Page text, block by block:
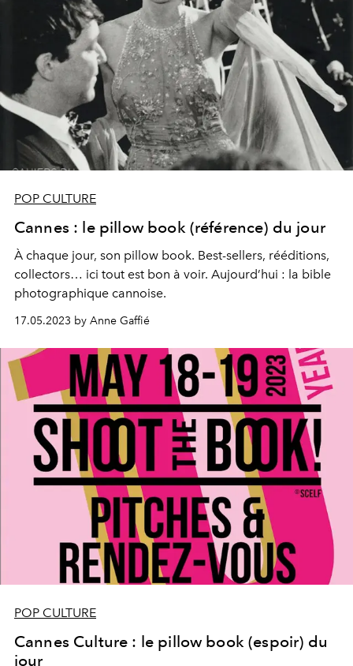
POP CULTURE
Cannes : le pillow book (référence) du jour
À chaque jour, son pillow book. Best-sellers, rééditions,
collectors… ici tout est bon à voir. Aujourd’hui : la bible
photographique cannoise.
17.05.2023 by Anne Gaffié
POP CULTURE
Cannes Culture : le pillow book (espoir) du
jour